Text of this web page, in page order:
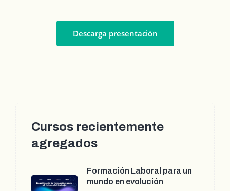
Descarga presentación
Cursos recientemente
agregados
Formación Laboral para un
mundo en evolución